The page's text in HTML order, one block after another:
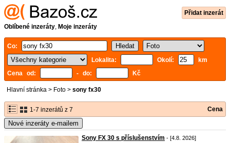
Přidat inzerát
Oblíbené inzeráty, Moje inzeráty
Co:
Lokalita:
Okolí:
km
Cena od:
- do: Kč
Hlavní stránka > Foto > sony fx30
1-7 inzerátů z 7 Cena
Nové inzeráty e-mailem
Sony FX 30 s příslušenstvím - [4.8. 2026]